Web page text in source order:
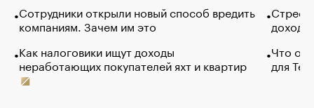
Сотрудники открыли новый способ вредить
компаниям. Зачем им это
Как налоговики ищут доходы
неработающих покупателей яхт и квартир
Что
для